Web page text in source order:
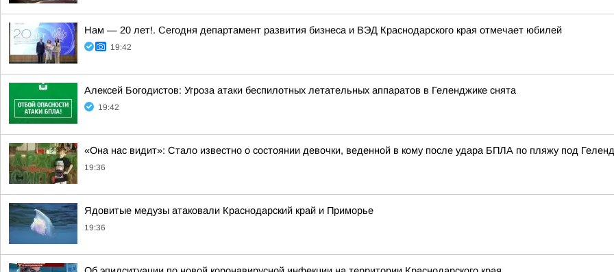
Нам — 20 лет!. Сегодня департамент развития бизнеса и ВЭД Краснодарского края отмечает юбилей
19:42
Алексей Богодистов: Угроза атаки беспилотных летательных аппаратов в Геленджике снята
19:42
«Она нас видит»: Стало известно о состоянии девочки, веденной в кому после удара БПЛА по пляжу под
19:36
Ядовитые медузы атаковали Краснодарский край и Приморье
19:36